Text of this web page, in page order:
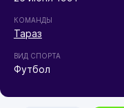
КОМАНДЫ
Тараз
ВИД СПОРТА
Футбол